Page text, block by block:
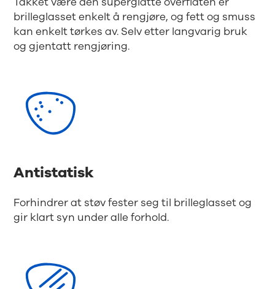
brilleglasset enkelt å rengjøre, og fett og smuss
kan enkelt tørkes av. Selv etter langvarig bruk
og gjentatt rengjøring.
Antistatisk
Forhindrer at støv fester seg til brilleglasset og
gir klart syn under alle forhold.